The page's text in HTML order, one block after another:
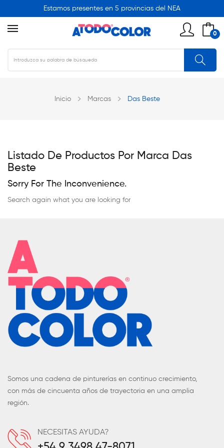
Estamos presentes en 5 provincias del NEA
0
Inicio Marcas Das Beste
Listado De Productos Por Marca Das
Beste
Sorry For The Inconvenience.
Search again what you are looking for
Somos una cadena de pinturerías en continuo crecimiento,
con más de cincuenta años de trayectoria en una amplia
región.
NECESITAS AYUDA?